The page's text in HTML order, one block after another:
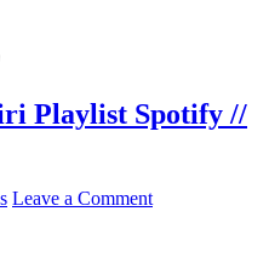
Playlist Spotify //
Leave a Comment